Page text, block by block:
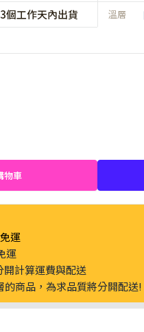
個工作天內出貨 溫層
物車
免運
運
計算運費與配送
商品，為求品質將分開配送!